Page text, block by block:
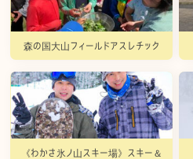
森の国大山フィールドアスレチック
《わかさ氷ノ山スキー場》スキー＆